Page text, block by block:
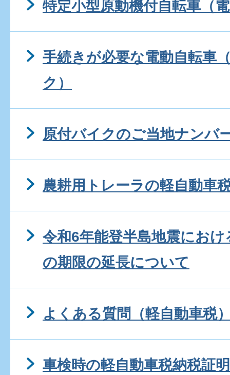
特定小型原動機付自転車（
手続きが必要な電動自転車
ク）
原付バイクのご当地ナンバ
農耕用トレーラの軽自動車
令和6年能登半島地震にお
の期限の延長について
よくある質問（軽自動車税
車検時の軽自動車税納税証